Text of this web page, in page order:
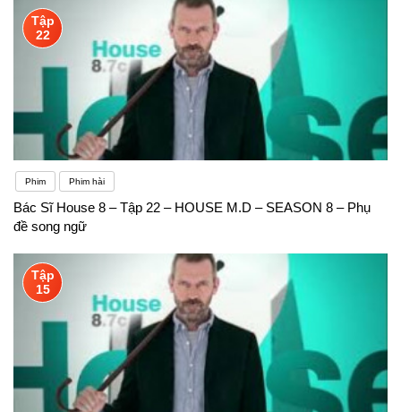
Tập
22
Phim Phim hài
Bác Sĩ House 8 – Tập 22 – HOUSE M.D – SEASON 8 – Phụ
đề song ngữ
Tập
15